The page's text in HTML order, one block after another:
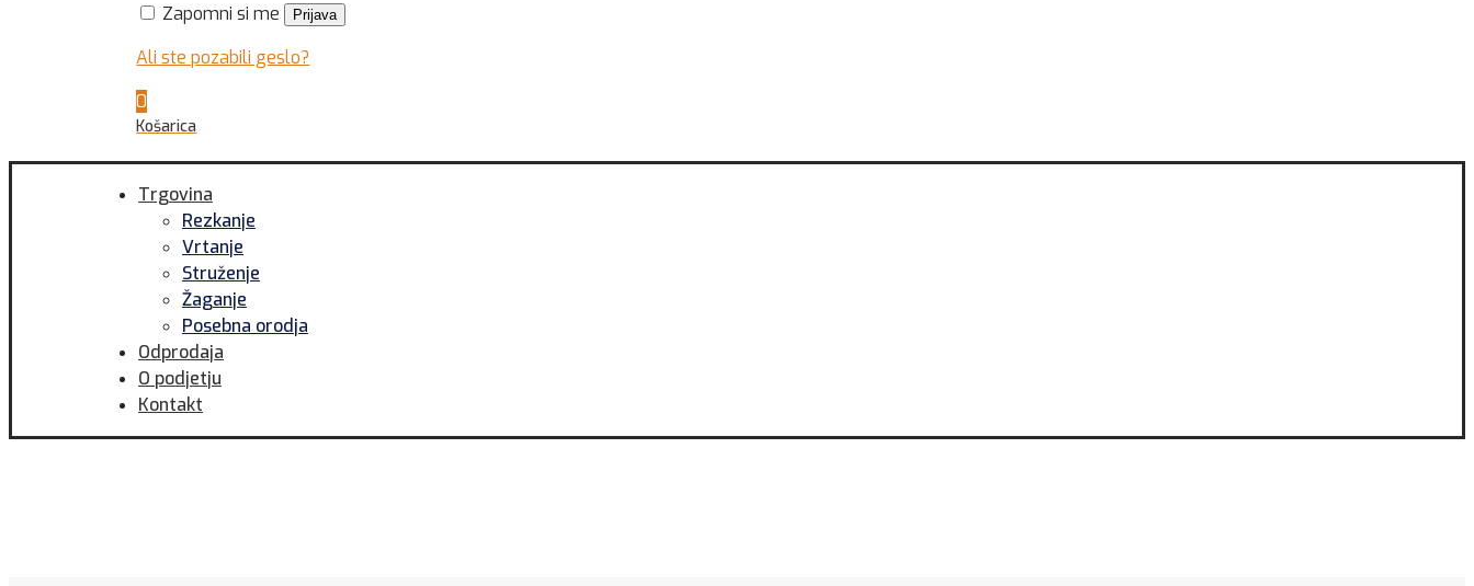
Zapomni si me
Prijava
Ali ste pozabili geslo?
0
Košarica
Trgovina
Rezkanje
Vrtanje
Struženje
Žaganje
Posebna orodja
Odprodaja
O podjetju
Kontakt